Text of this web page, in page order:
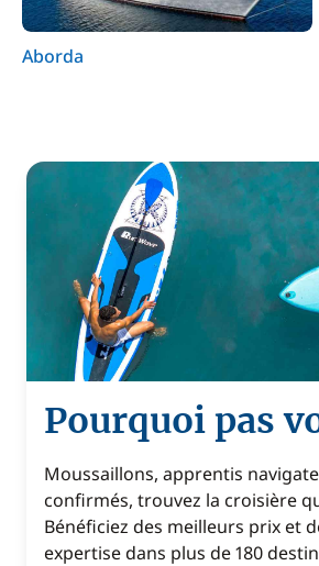
Aborda
Pourquoi pas
Moussaillons, apprentis
confirmés, trouvez la croisière
Bénéficiez des meilleurs prix et
expertise dans plus de 180